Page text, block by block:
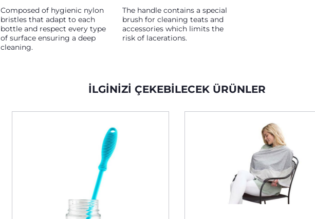
Composed of hygienic nylon
bristles that adapt to each
bottle and respect every type
of surface ensuring a deep
cleaning.
The handle contains a special
brush for cleaning teats and
accessories which limits the
risk of lacerations.
İLGINIZI ÇEKEBILECEK ÜRÜNLER